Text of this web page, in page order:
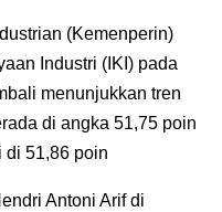
(Kemenperin)
Industri (IKI) pada
menunjukkan tren
di angka 51,75 poin
di 51,86 poin
Antoni Arif di